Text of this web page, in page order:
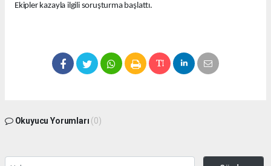
Ekipler kazayla ilgili soruşturma başlattı.
Okuyucu Yorumları (0)